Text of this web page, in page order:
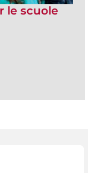
le scuole